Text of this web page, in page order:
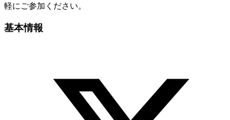
軽にご参加ください。
基本情報